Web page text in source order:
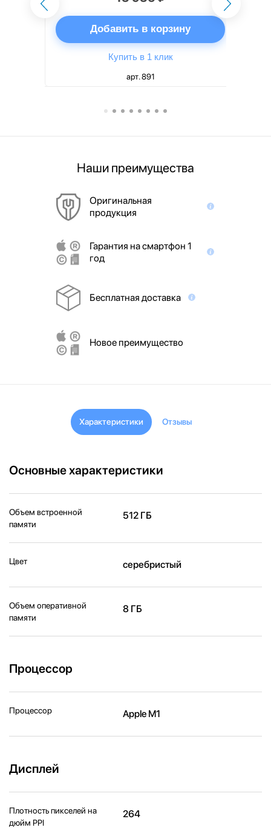
Добавить в корзину
Купить в 1 клик
арт. 891
Наши преимущества
Оригинальная
продукция
Гарантия на смартфон 1
год
Бесплатная доставка
Новое преимущество
Характеристики Отзывы
Основные характеристики
Объем встроенной
памяти
512 ГБ
Цвет серебристый
Объем оперативной
памяти
8 ГБ
Процессор
Процессор Apple M1
Дисплей
Плотность пикселей на
дюйм PPI
264